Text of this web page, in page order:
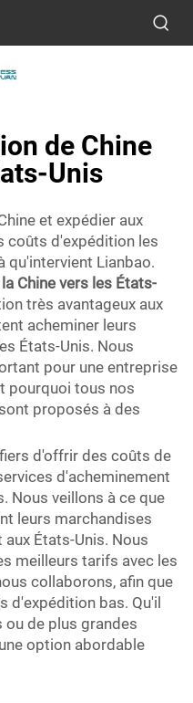
de Chine
Unis
et expédier aux
coûts d'expédition les
qu'intervient Lianbao.
Chine vers les États-
très avantageux aux
acheminer leurs
États-Unis. Nous
pour une entreprise
pourquoi tous nos
proposés à des
d'offrir des coûts de
d'acheminement
Nous veillons à ce que
leurs marchandises
États-Unis. Nous
meilleurs tarifs avec les
collaborons, afin que
d'expédition bas. Qu'il
de plus grandes
option abordable